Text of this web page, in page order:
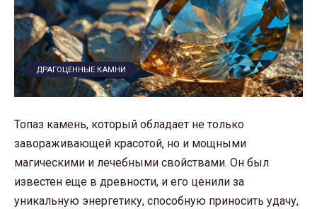
ДРАГОЦЕННЫЕ КАМНИ
Топаз камень, который обладает не только
завораживающей красотой, но и мощными
магическими и лечебными свойствами. Он был
известен еще в древности, и его ценили за
уникальную энергетику, способную приносить удачу,